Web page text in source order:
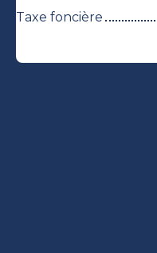
Taxe foncière